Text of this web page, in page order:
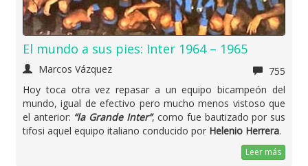
El mundo a sus pies: Inter 1964 – 1965
Marcos Vázquez
755
Hoy toca otra vez repasar a un equipo bicampeón del
mundo, igual de efectivo pero mucho menos vistoso que
el anterior: “la Grande Inter”, como fue bautizado por sus
tifosi aquel equipo italiano conducido por Helenio Herrera.
Leer más